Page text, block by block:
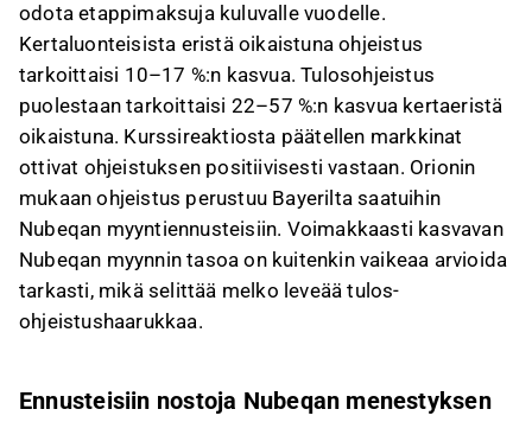
odota etappimaksuja kuluvalle vuodelle.
Kertaluonteisista eristä oikaistuna ohjeistus
tarkoittaisi 10–17 %:n kasvua. Tulosohjeistus
puolestaan tarkoittaisi 22–57 %:n kasvua kertaeristä
oikaistuna. Kurssireaktiosta päätellen markkinat
ottivat ohjeistuksen positiivisesti vastaan. Orionin
mukaan ohjeistus perustuu Bayerilta saatuihin
Nubeqan myyntiennusteisiin. Voimakkaasti kasvavan
Nubeqan myynnin tasoa on kuitenkin vaikeaa arvioida
tarkasti, mikä selittää melko leveää tulos-
ohjeistushaarukkaa.
Ennusteisiin nostoja Nubeqan menestyksen